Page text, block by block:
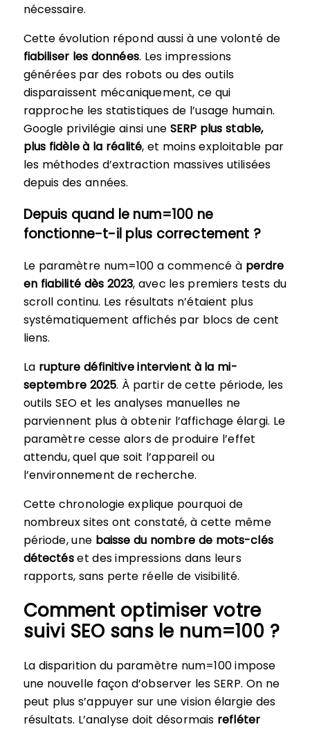
nécessaire.
Cette évolution répond aussi à une volonté de
fiabiliser les données. Les impressions
générées par des robots ou des outils
disparaissent mécaniquement, ce qui
rapproche les statistiques de l’usage humain.
Google privilégie ainsi une SERP plus stable,
plus fidèle à la réalité, et moins exploitable par
les méthodes d’extraction massives utilisées
depuis des années.
Depuis quand le num=100 ne
fonctionne-t-il plus correctement ?
Le paramètre num=100 a commencé à perdre
en fiabilité dès 2023, avec les premiers tests du
scroll continu. Les résultats n’étaient plus
systématiquement affichés par blocs de cent
liens.
La rupture définitive intervient à la mi-
septembre 2025. À partir de cette période, les
outils SEO et les analyses manuelles ne
parviennent plus à obtenir l’affichage élargi. Le
paramètre cesse alors de produire l’effet
attendu, quel que soit l’appareil ou
l’environnement de recherche.
Cette chronologie explique pourquoi de
nombreux sites ont constaté, à cette même
période, une baisse du nombre de mots-clés
détectéset des impressions dans leurs
rapports, sans perte réelle de visibilité.
Comment optimiser votre
suivi SEO sans le num=100 ?
La disparition du paramètre num=100 impose
une nouvelle façon d’observer les SERP. On ne
peut plus s’appuyer sur une vision élargie des
résultats. L’analyse doit désormais refléter